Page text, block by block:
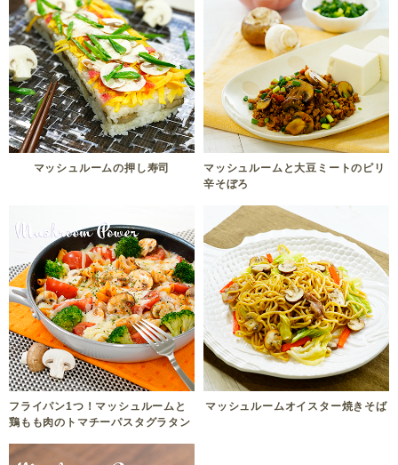
マッシュルームの押し寿司
マッシュルームと大豆ミートのピリ
辛そぼろ
フライパン1つ！マッシュルームと
鶏もも肉のトマチーパスタグラタン
マッシュルームオイスター焼きそば